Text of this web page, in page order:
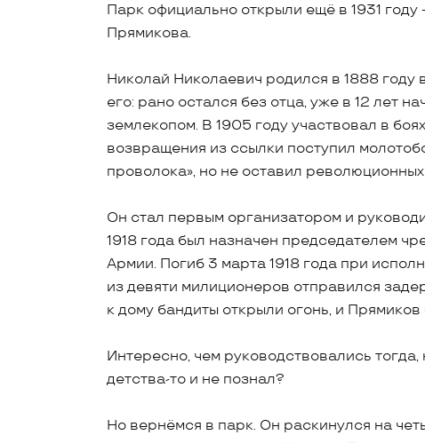
Парк официально открыли ещё в 1931
Прямикова.
Николай Николаевич родился в 1888
его: рано остался без отца, уже в 12 лет
землекопом. В 1905 году участвовал в
возвращения из ссылки поступил
проволока», но не оставил
Он стал первым организатором и
1918 года был назначен председателем
Армии. Погиб 3 марта 1918 года при
из девяти милиционеров отправился
к дому бандиты открыли огонь, и
Интересно, чем руководствовались
детства-то и не познал?
Но вернёмся в парк. Он раскинулся на